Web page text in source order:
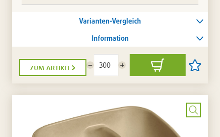
Varianten-Vergleich
Information
zum artikel
Menge
reduzieren
Menge
erhöhen
In
den
Artikel
setzen
/
Bild